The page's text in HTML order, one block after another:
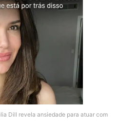
Dill revela ansiedade para atuar com